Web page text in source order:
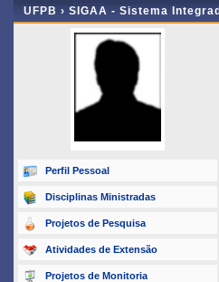
UFPB › SIGAA - Sistema
Perfil Pessoal
Disciplinas Ministradas
Projetos de Pesquisa
Atividades de Extensão
Projetos de Monitoria